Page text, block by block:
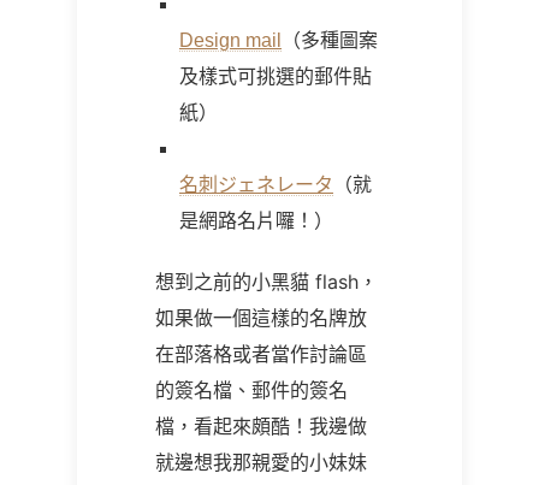
Design mail
（多種圖案
及樣式可挑選的郵件貼
紙）
名刺ジェネレータ
（就
是網路名片囉！）
想到之前的小黑貓 flash ，
如果做一個這樣的名牌放
在部落格或者當作討論區
的簽名檔、郵件的簽名
檔，看起來頗酷！我邊做
就邊想我那親愛的小妹妹